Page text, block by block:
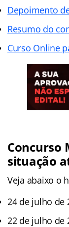
Depoimento
Resumo do
Curso Online
Concurso
situação
Veja abaixo o
24 de julho de
22 de julho de